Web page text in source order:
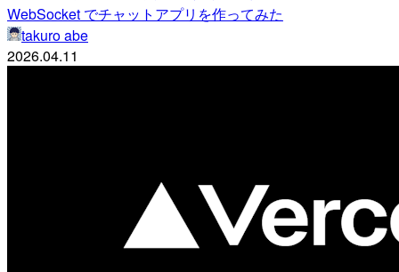
WebSocket でチャットアプリを作ってみた
takuro abe
2026.04.11